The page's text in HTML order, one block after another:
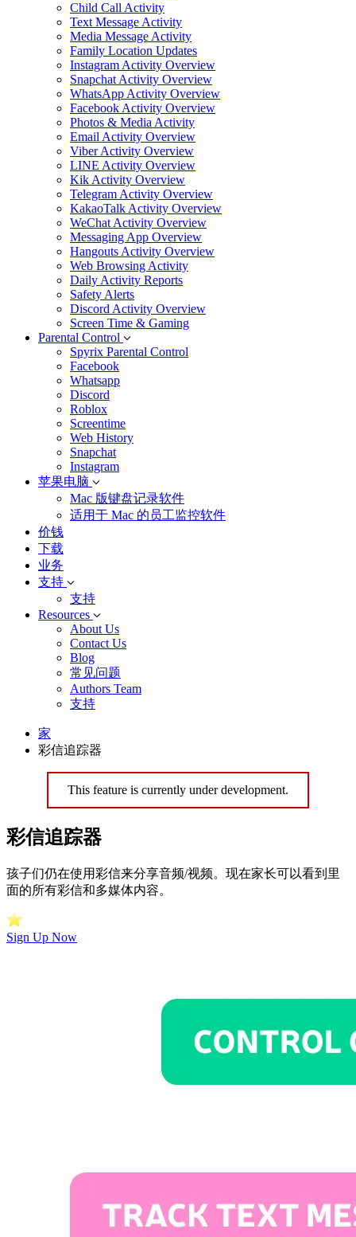
Child Call Activity
Text Message Activity
Media Message Activity
Family Location Updates
Instagram Activity Overview
Snapchat Activity Overview
WhatsApp Activity Overview
Facebook Activity Overview
Photos & Media Activity
Email Activity Overview
Viber Activity Overview
LINE Activity Overview
Kik Activity Overview
Telegram Activity Overview
KakaoTalk Activity Overview
WeChat Activity Overview
Messaging App Overview
Hangouts Activity Overview
Web Browsing Activity
Daily Activity Reports
Safety Alerts
Discord Activity Overview
Screen Time & Gaming
Parental Control
Spyrix Parental Control
Facebook
Whatsapp
Discord
Roblox
Screentime
Web History
Snapchat
Instagram
苹果电脑
Mac 版键盘记录软件
适用于 Mac 的员工监控软件
价钱
下载
业务
支持
支持
Resources
About Us
Contact Us
Blog
常见问题
Authors Team
支持
家
彩信追踪器
This feature is currently under development.
彩信追踪器
孩子们仍在使用彩信来分享音频/视频。现在家长可以看到里
面的所有彩信和多媒体内容。
Sign Up Now